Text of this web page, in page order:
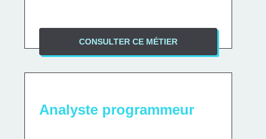
CONSULTER CE MÉTIER
Analyste programmeur